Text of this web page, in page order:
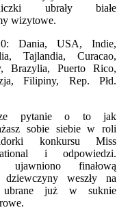
ubrały białe
wizytowe.
Dania, USA, Indie,
Tajlandia, Curacao,
Brazylia, Puerto Rico,
Filipiny, Rep. Płd.
pytanie o to jak
sobie siebie w roli
konkursu Miss
i odpowiedzi.
ujawniono finałową
dziewczyny weszły na
ubrane już w suknie